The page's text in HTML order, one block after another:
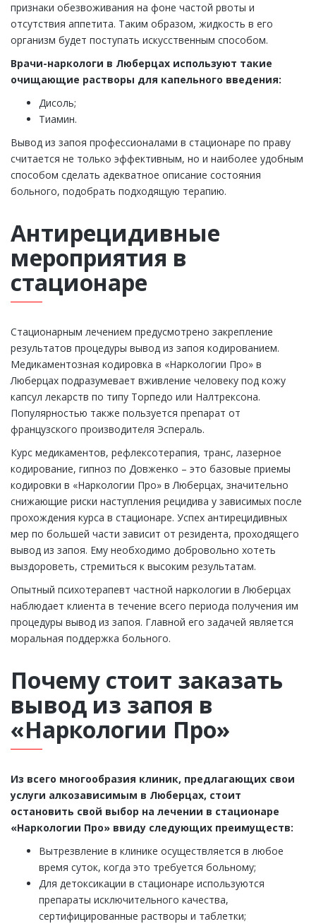
признаки обезвоживания на фоне частой рвоты и
отсутствия аппетита. Таким образом, жидкость в его
организм будет поступать искусственным способом.
Врачи-наркологи в Люберцах используют такие
очищающие растворы для капельного введения:
Дисоль;
Тиамин.
Вывод из запоя профессионалами в стационаре по праву
считается не только эффективным, но и наиболее удобным
способом сделать адекватное описание состояния
больного, подобрать подходящую терапию.
Антирецидивные
мероприятия в
стационаре
Стационарным лечением предусмотрено закрепление
результатов процедуры вывод из запоя кодированием.
Медикаментозная кодировка в «Наркологии Про» в
Люберцах подразумевает вживление человеку под кожу
капсул лекарств по типу Торпедо или Налтрексона.
Популярностью также пользуется препарат от
французского производителя Эспераль.
Курс медикаментов, рефлексотерапия, транс, лазерное
кодирование, гипноз по Довженко – это базовые приемы
кодировки в «Наркологии Про» в Люберцах, значительно
снижающие риски наступления рецидива у зависимых после
прохождения курса в стационаре. Успех антирецидивных
мер по большей части зависит от резидента, проходящего
вывод из запоя. Ему необходимо добровольно хотеть
выздороветь, стремиться к высоким результатам.
Опытный психотерапевт частной наркологии в Люберцах
наблюдает клиента в течение всего периода получения им
процедуры вывод из запоя. Главной его задачей является
моральная поддержка больного.
Почему стоит заказать
вывод из запоя в
«Наркологии Про»
Из всего многообразия клиник, предлагающих свои
услуги алкозависимым в Люберцах, стоит
остановить свой выбор на лечении в стационаре
«Наркологии Про» ввиду следующих преимуществ:
Вытрезвление в клинике осуществляется в любое
время суток, когда это требуется больному;
Для детоксикации в стационаре используются
препараты исключительного качества,
сертифицированные растворы и таблетки;